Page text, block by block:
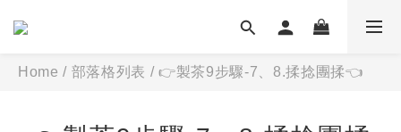
Home / 部落格列表 /👉製茶9步驟-7、8.揉捻團揉👈